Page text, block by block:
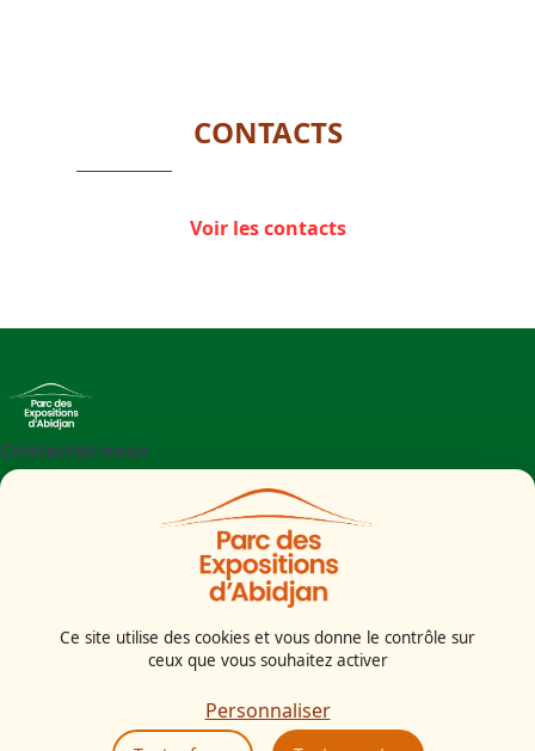
CONTACTS
Voir les contacts
Contactez-nous
Parc des Expositions d'Abidjan - Boulevard de l'aéroport
Politiques de confidentialité
Ce site utilise des cookies et vous donne le contrôle sur
ceux que vous souhaitez activer
Personnaliser